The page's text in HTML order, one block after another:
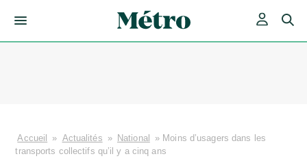
Accueil » Actualités » National » Moins d’usagers dans les
transports collectifs qu’il y a cinq ans